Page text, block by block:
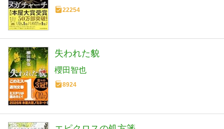
22254
失われた貌
櫻田智也
8924